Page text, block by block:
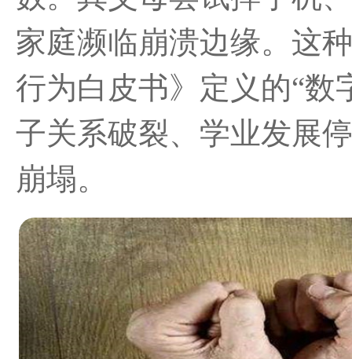
家庭濒临崩溃边缘。这
行为白皮书》定义的“
子关系破裂、学业发展
崩塌。